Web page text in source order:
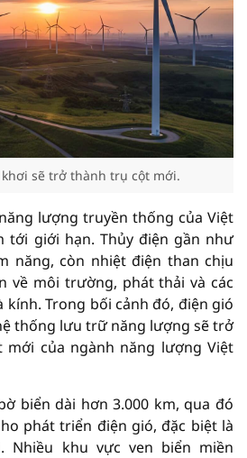
sẽ trở thành trụ cột mới.
lượng truyền thống của Việt
tới giới hạn. Thủy điện gần như
năng, còn nhiệt điện than chịu
về môi trường, phát thải và các
kính. Trong bối cảnh đó, điện gió
thống lưu trữ năng lượng sẽ trở
của ngành năng lượng Việt
biển dài hơn 3.000 km, qua đó
phát triển điện gió, đặc biệt là
Nhiều khu vực ven biển miền